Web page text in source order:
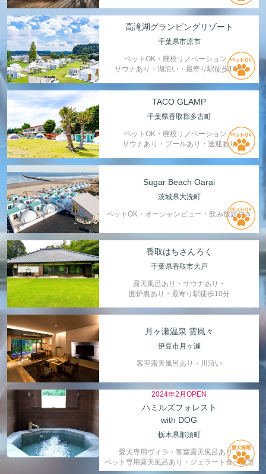
高滝湖グランピングリゾート
千葉県市原市
ペットOK・廃校リノベーション・
サウナあり・湖沿い・最寄り駅徒歩10分
TACO GLAMP
千葉県香取郡多古町
ペットOK・廃校リノベーション・
サウナあり・プールあり・送迎あり
Sugar Beach Oarai
茨城県大洗町
ペットOK・オーシャンビュー・飲み放題付き
香取はちさんろく
千葉県香取市大戸
露天風呂あり・サウナあり・
囲炉裏あり・最寄り駅徒歩10分
月ヶ瀬温泉 雲風々
伊豆市月ヶ瀬
客室露天風呂あり・川沿い
2024年2月OPEN
ハミルズフォレスト
with DOG
栃木県那須町
愛犬専用ヴィラ・客室露天風呂あり・
ペット専用露天風呂あり・ジェラート食べ放題